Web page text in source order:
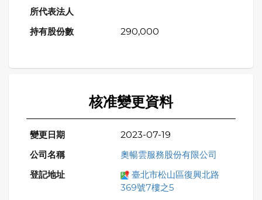
290,000
核准變更資料
2023-07-19
奧暢雲服務股份有限公司
臺北市松山區復興北路
369號7樓之5